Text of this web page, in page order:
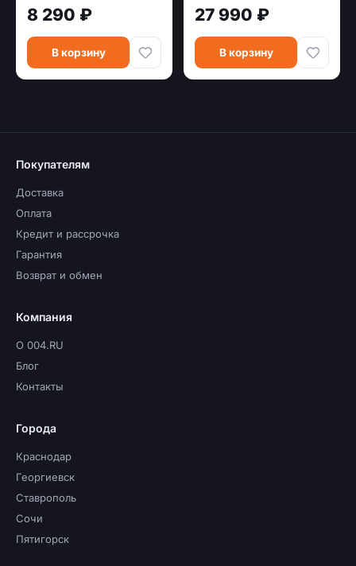
8 290 ₽
В корзину
1000об, инвертор)
27 990 ₽
В корзину
Покупателям
Доставка
Оплата
Кредит и рассрочка
Гарантия
Возврат и обмен
Компания
О 004.RU
Блог
Контакты
Города
Краснодар
Георгиевск
Ставрополь
Сочи
Пятигорск